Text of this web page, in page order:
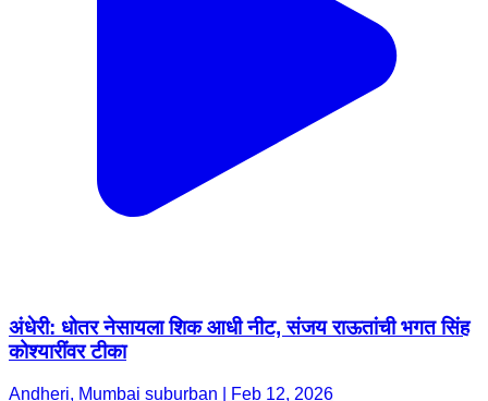
अंधेरी: धोतर नेसायला शिक आधी नीट, संजय राऊतांची भगत सिंह
कोश्यारींवर टीका
Andheri, Mumbai suburban | Feb 12, 2026